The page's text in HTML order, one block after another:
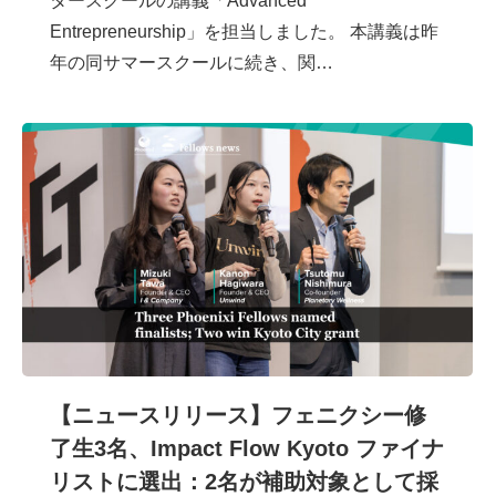
Entrepreneurship」を担当しました。 本講義は昨
年の同サマースクールに続き、関…
【ニュースリリース】フェニクシー修
了生3名、Impact Flow Kyoto ファイナ
リストに選出：2名が補助対象として採